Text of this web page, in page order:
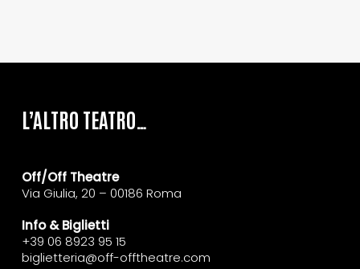
L’ALTRO TEATRO…
Off/Off Theatre
Via Giulia, 20 – 00186 Roma
Info & Biglietti
+39 06 8923 95 15
biglietteria@off-offtheatre.com